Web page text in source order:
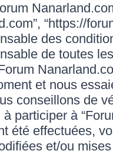
“https://
des
de toutes
et nous
conseillons de
participer à
été effectuées,
et/ou